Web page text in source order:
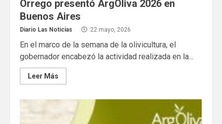
Orrego presentó ArgOliva 2026 en
Buenos Aires
Diario Las Noticias 22 mayo, 2026
En el marco de la semana de la olivicultura, el
gobernador encabezó la actividad realizada en la...
Leer Más